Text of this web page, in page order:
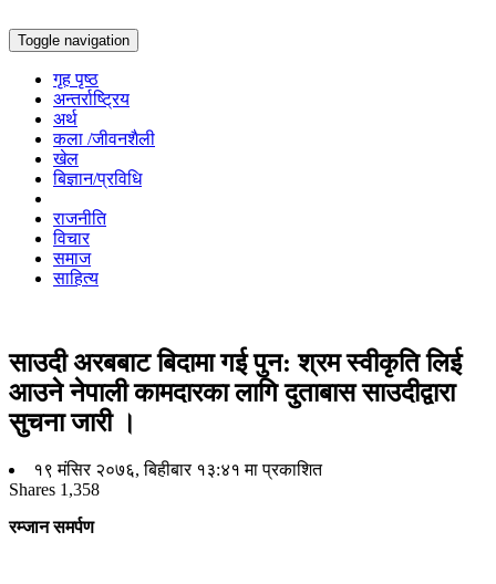
Toggle navigation
गृह पृष्ठ
अन्तर्राष्ट्रिय
अर्थ
कला /जीवनशैली
खेल
बिज्ञान/प्रविधि
राजनीति
विचार
समाज
साहित्य
साउदी अरबबाट बिदामा गई पुन: श्रम स्वीकृति लिई
आउने नेपाली कामदारका लागि दुताबास साउदीद्वारा
सुचना जारी ।
१९ मंसिर २०७६, बिहीबार १३:४१ मा प्रकाशित
Shares 1,358
रम्जान समर्पण